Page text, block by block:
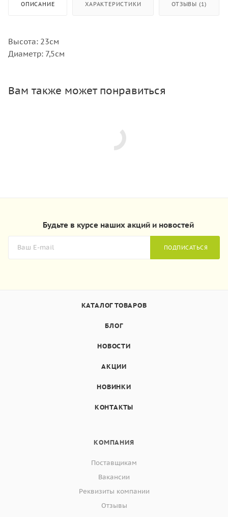
ОПИСАНИЕ ХАРАКТЕРИСТИКИ ОТЗЫВЫ (1)
Высота: 23см
Диаметр: 7,5см
Вам также может понравиться
Будьте в курсе наших акций и новостей
ПОДПИСАТЬСЯ
КАТАЛОГ ТОВАРОВ
БЛОГ
НОВОСТИ
АКЦИИ
НОВИНКИ
КОНТАКТЫ
КОМПАНИЯ
Поставщикам
Вакансии
Реквизиты компании
Отзывы